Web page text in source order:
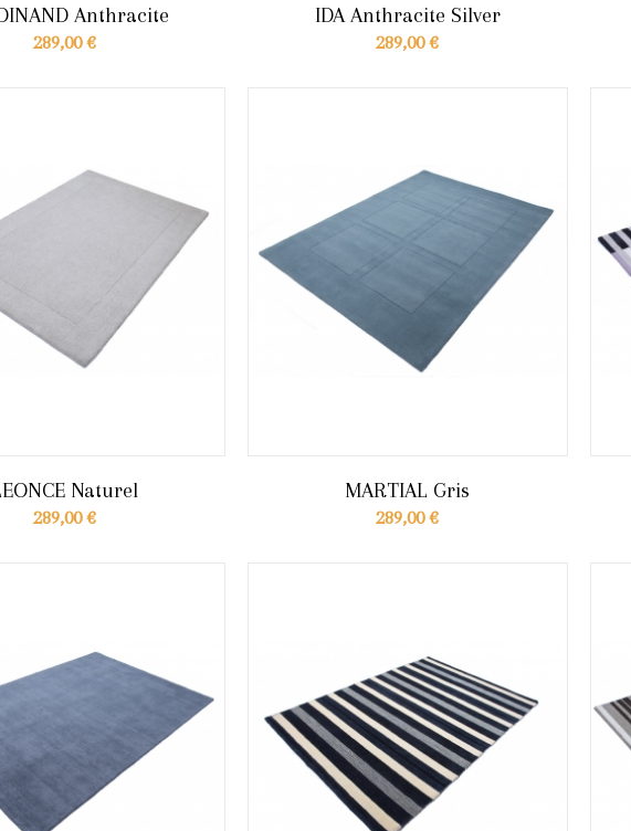
Anthracite
289,00 €
IDA Anthracite Silver
289,00 €
Naturel
289,00 €
MARTIAL Gris
289,00 €